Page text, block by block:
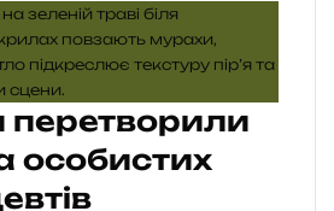
перетворили
особистих